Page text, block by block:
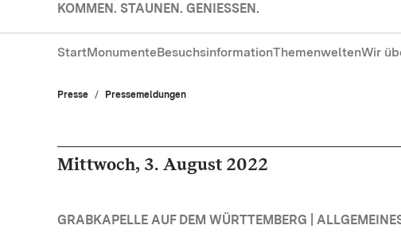
KOMMEN. STAUNEN. GENIESSEN.
StartMonumenteBesuchsinformationThemenweltenWir
Presse Pressemeldungen
Mittwoch, 3. August 2022
GRABKAPELLE AUF DEM WÜRTTEMBERG |